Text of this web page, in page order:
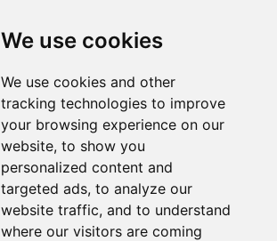
We use cookies
We use cookies and other
tracking technologies to improve
your browsing experience on our
website, to show you
personalized content and
targeted ads, to analyze our
website traffic, and to understand
where our visitors are coming